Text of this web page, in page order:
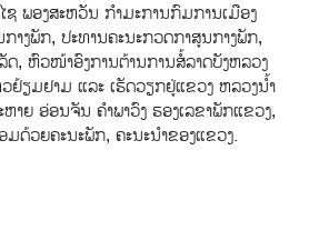
ພອງສະຫວັນ ກໍາມະການກົມການເມືອງ
າງພັກ, ປະທານຄະນະກວດກາສູນກາງພັກ,
ດ, ຫົວໜ້າອົງການຕ້ານການສໍ້ລາດບັງຫລວງ
ຢ້ຽມຢາມ ແລະ ເຮັດວຽກຢູ່ແຂວງ ຫລວງນໍ້າ
ຍ ອ່ອນຈັນ ຄຳພາວົງ ຮອງເລຂາພັກແຂວງ,
ດ້ວຍຄະນະພັກ, ຄະນະນຳຂອງແຂວງ.